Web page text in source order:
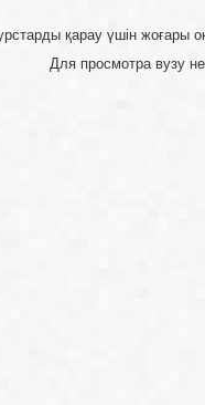
Ресурстарды қарау үшін
Для